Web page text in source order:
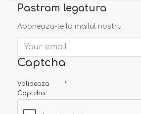
Pastram legatura
Aboneaza-te la mailul nostru
Captcha
Valideaza
Captcha